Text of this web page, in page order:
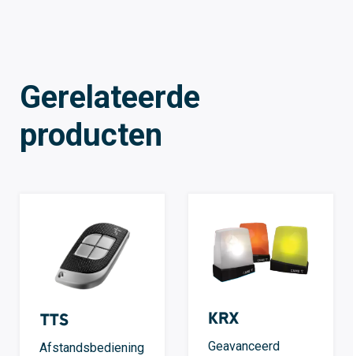
Gerelateerde
producten
TTS
Afstandsbediening
KRX
Geavanceerd